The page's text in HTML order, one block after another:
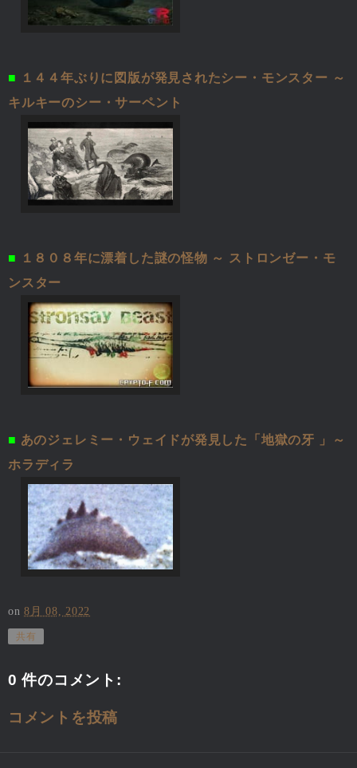
■
１４４年ぶりに図版が発見されたシー・モンスター ～
キルキーのシー・サーペント
■
１８０８年に漂着した謎の怪物 ～ ストロンゼー・モ
ンスター
■ あのジェレミー・ウェイドが発見した「地獄の牙 」～
ホラディラ
on8月 08, 2022
共有
0 件のコメント:
コメントを投稿